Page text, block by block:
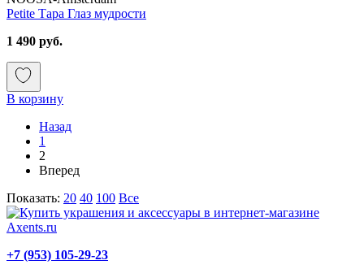
Petite Тара Глаз мудрости
1 490 руб.
В корзину
Назад
1
2
Вперед
Показать: 20 40 100 Все
+7 (953) 105-29-23